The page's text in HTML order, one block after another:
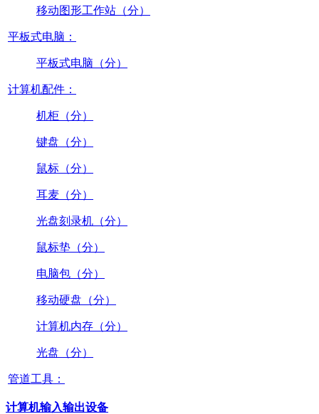
移动图形工作站（分）
平板式电脑：
平板式电脑（分）
计算机配件：
机柜（分）
键盘（分）
鼠标（分）
耳麦（分）
光盘刻录机（分）
鼠标垫（分）
电脑包（分）
移动硬盘（分）
计算机内存（分）
光盘（分）
管道工具：
计算机输入输出设备